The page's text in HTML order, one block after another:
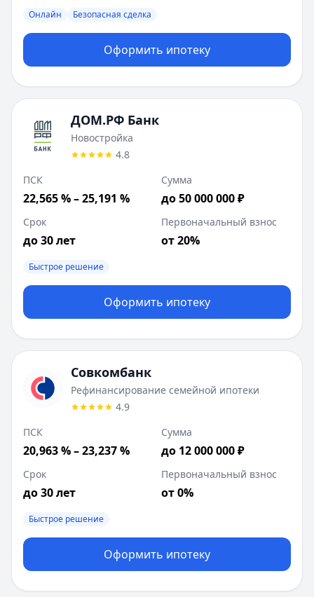
Онлайн Безопасная сделка
Оформить ипотеку
ДОМ.РФ Банк
Новостройка
4.8
ПСК
22,565 % – 25,191 %
Сумма
до 50 000 000 ₽
Срок
до 30 лет
Первоначальный взнос
от 20%
Быстрое решение
Оформить ипотеку
Совкомбанк
Рефинансирование семейной ипотеки
4.9
ПСК
20,963 % – 23,237 %
Сумма
до 12 000 000 ₽
Срок
до 30 лет
Первоначальный взнос
от 0%
Быстрое решение
Оформить ипотеку